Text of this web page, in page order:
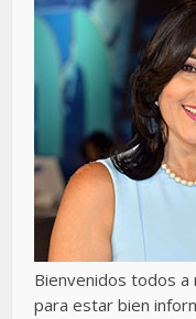
Bienvenidos todos a
para estar bien